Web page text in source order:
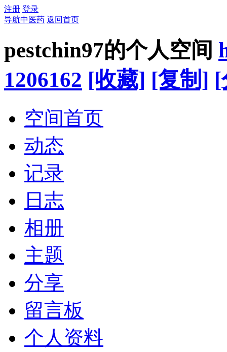
注册 登录
导航中医药 返回首页
pestchin97的个人空间
1206162 [收藏] [复制] [
空间首页
动态
记录
日志
相册
主题
分享
留言板
个人资料